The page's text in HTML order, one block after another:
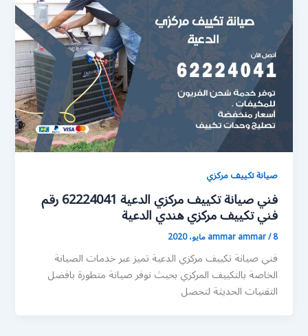
صيانة تكييف مركزي
فني صيانة تكييف مركزي الدعية 62224041 رقم
فني تكييف مركزي هندي الدعية
ammar ammar/8 مايو، 2020
فني صيانة تكييف مركزي الدعية تميز عبر خدمات الصيانة
الخاصة بالتكييف المركزي بحيث نوفر صيانة متطورة بافضل
التقنيات الحديثة لتحصل